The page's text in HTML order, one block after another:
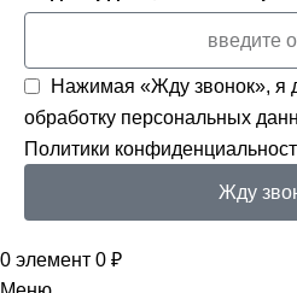
Нажимая «Жду звонок», я
обработку персональных
Политики
Жду
0 элемент 0 ₽